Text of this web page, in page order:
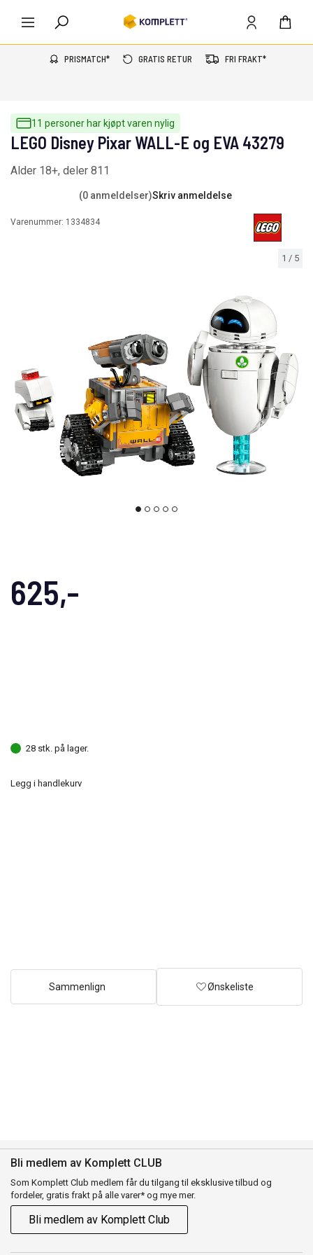
PRISMATCH* GRATIS RETUR FRI FRAKT*
11 personer har kjøpt varen nylig
1 / 5
LEGO Disney Pixar WALL-E og EVA 43279
Alder 18+, deler 811
(0 anmeldelser)Skriv anmeldelse
Varenummer: 1334834
625,-
28 stk. på lager.
Legg i handlekurv
Sammenlign Ønskeliste
Bli medlem av Komplett CLUB
Som Komplett Club medlem får du tilgang til eksklusive tilbud og
fordeler, gratis frakt på alle varer* og mye mer.
Bli medlem av Komplett Club